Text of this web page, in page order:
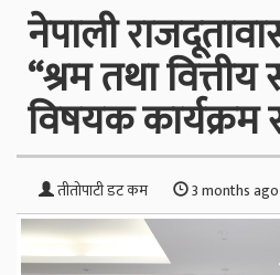
नेपाली
“श्रम तथा
विषयक कार्यक्रम
तीतोपाटी डट कम 3 months ago